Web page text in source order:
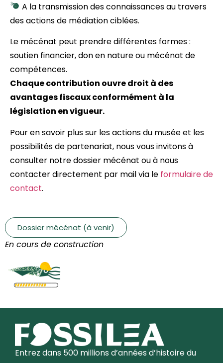
A la transmission des connaissances au travers
des actions de médiation ciblées.
Le mécénat peut prendre différentes formes :
soutien financier, don en nature ou mécénat de
compétences.
Chaque contribution ouvre droit à des
avantages fiscaux conformément à la
législation en vigueur.
Pour en savoir plus sur les actions du musée et les
possibilités de partenariat, nous vous invitons à
consulter notre dossier mécénat ou à nous
contacter directement par mail via le formulaire de
contact.
Dossier mécénat (à venir)
En cours de construction
Entrez dans 500 millions d’années d’histoire du